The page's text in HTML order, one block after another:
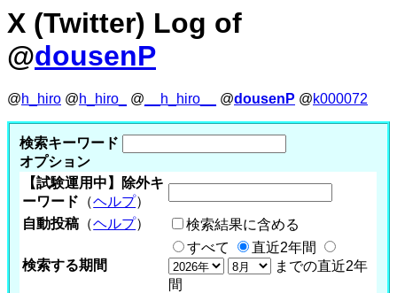
X (Twitter) Log of
@dousenP
@h_hiro @h_hiro_ @ __h_hiro__ @dousenP @k000072
検索キーワード
オプション
【試験運用中】除外キ
ーワード （ヘルプ）
自動投稿 （ヘルプ） 検索結果に含める
検索する期間
すべて
直近2年間
までの直近2年
間